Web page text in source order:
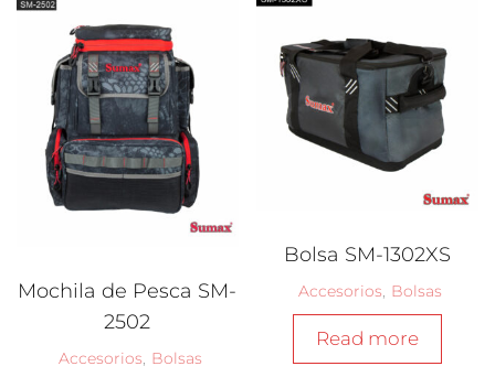
Mochila de Pesca SM-
2502
Accesorios, Bolsas
Bolsa SM-1302XS
Accesorios Bolsas
Read more